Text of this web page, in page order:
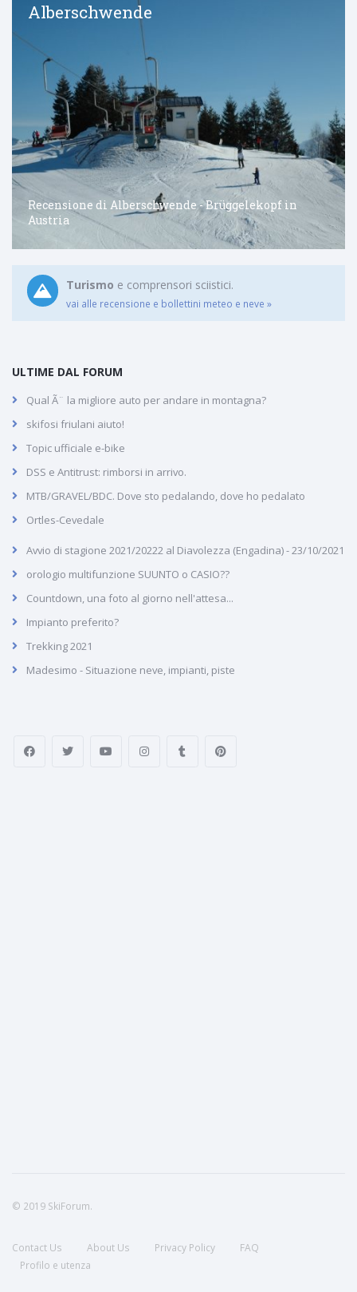
Alberschwende
Recensione di Alberschwende - Brüggelekopf in
Austria
Turismo e comprensori sciistici.
vai alle recensione e bollettini meteo e neve »
ULTIME DAL FORUM
Qual Ã¨ la migliore auto per andare in montagna?
skifosi friulani aiuto!
Topic ufficiale e-bike
DSS e Antitrust: rimborsi in arrivo.
MTB/GRAVEL/BDC. Dove sto pedalando, dove ho pedalato
Ortles-Cevedale
Avvio di stagione 2021/20222 al Diavolezza (Engadina) - 23/10/2021
orologio multifunzione SUUNTO o CASIO??
Countdown, una foto al giorno nell'attesa...
Impianto preferito?
Trekking 2021
Madesimo - Situazione neve, impianti, piste
© 2019 SkiForum.
Contact Us About Us Privacy Policy
FAQ
Profilo e utenza